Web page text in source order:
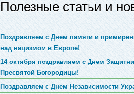
Полезные статьи и
Поздравляем с Днем памяти и
над нацизмом в Европе!
14 октября поздравляем с Днем
Пресвятой Богородицы!
Поздравляем с Днем Независимости